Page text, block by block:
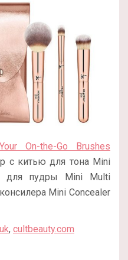
On-the-Go Brushes
с китью для тона Mini
для пудры Mini Multi
Mini Concealer
, cultbeauty.com